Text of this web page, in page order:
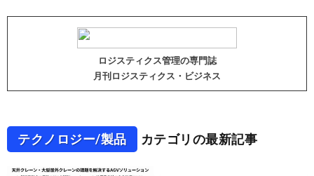
ロジスティクス管理の専門誌
月刊ロジスティクス・ビジネス
テクノロジー/製品 カテゴリの最新記事